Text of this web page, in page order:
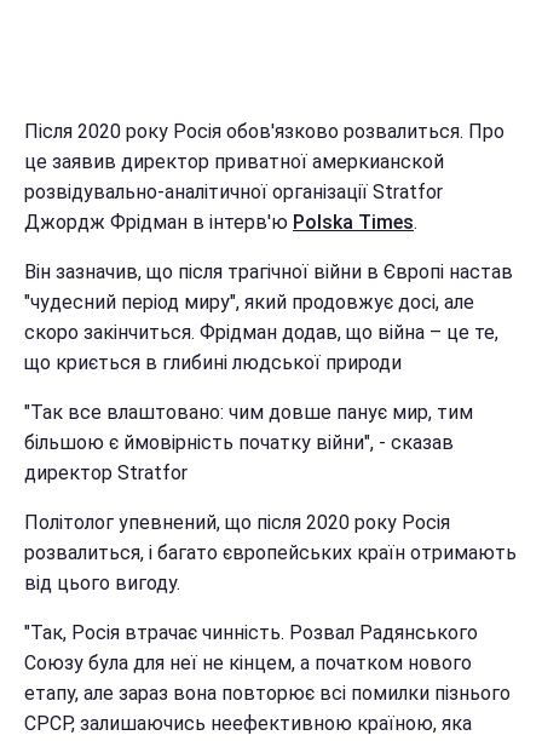
Після 2020 року Росія обов'язково розвалиться. Про
це заявив директор приватної амеркианской
розвідувально-аналітичної організації Stratfor
Джордж Фрідман в інтерв'ю Polska Times.
Він зазначив, що після трагічної війни в Європі настав
"чудесний період миру", який продовжує досі, але
скоро закінчиться. Фрідман додав, що війна – це те,
що криється в глибині людської природи
"Так все влаштовано: чим довше панує мир, тим
більшою є ймовірність початку війни", - сказав
директор Stratfor
Політолог упевнений, що після 2020 року Росія
розвалиться, і багато європейських країн отримають
від цього вигоду.
"Так, Росія втрачає чинність. Розвал Радянського
Союзу була для неї не кінцем, а початком нового
етапу, але зараз вона повторює всі помилки пізнього
СРСР, залишаючись неефективною країною, яка